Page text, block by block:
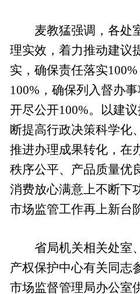
麦教猛强调，各处
理实效，着力推动建议
实，确保责任落实
100%，确保列入督办
开尽公开100%。以建
断提高行政决策科学化
推进办理成果转化，在
秩序公平、产品质量优
消费放心满意上不断下
市场监管工作再上新台
省局机关相关处室
产权保护中心有关同志
市场监督管理局办公室